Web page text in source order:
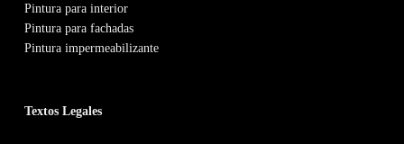
Pintura para interior
Pintura para fachadas
Pintura impermeabilizante
Textos Legales